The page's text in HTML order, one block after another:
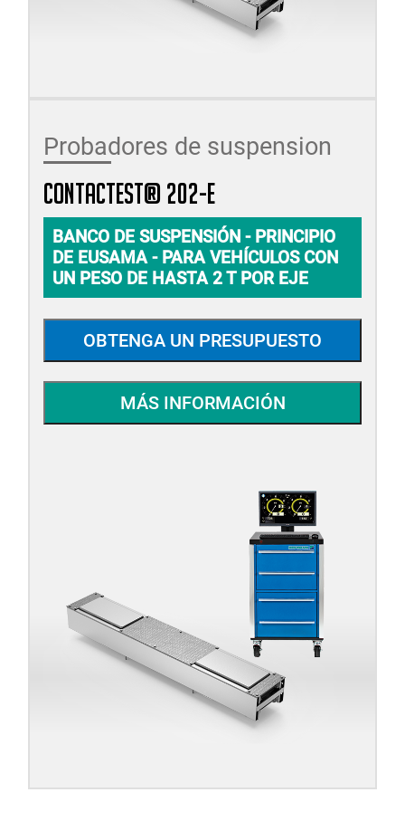
Probadores de suspension
CONTACTEST® 202-E
BANCO DE SUSPENSIÓN - PRINCIPIO
DE EUSAMA - PARA VEHÍCULOS CON
UN PESO DE HASTA 2 T POR EJE
OBTENGA UN PRESUPUESTO
MÁS INFORMACIÓN